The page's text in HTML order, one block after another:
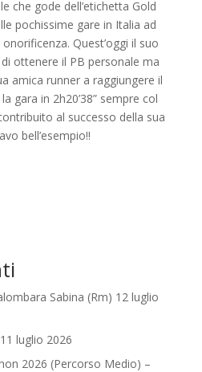
che gode dell’etichetta Gold
pochissime gare in Italia ad
Quest’oggi il suo
ottenere il PB personale ma
amica runner a raggiungere il
gara in 2h20’38” sempre col
al successo della sua
bell’esempio!!
Sabina (Rm) 12 luglio
luglio 2026
2026 (Percorso Medio) –